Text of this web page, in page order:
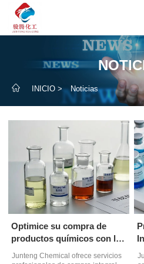
 INICIO > Noticias
Optimice su compra de
productos químicos con los
servicios de Junteng
Junteng Chemical ofrece servicios